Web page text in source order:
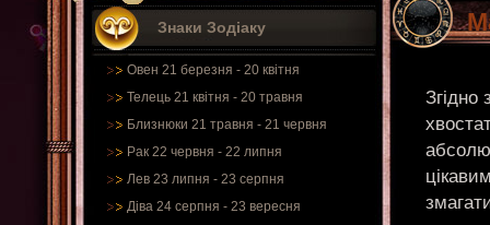
Знаки Зодіаку
Овен 21 березня - 20 квітня
Телець 21 квітня - 20 травня
Близнюки 21 травня - 21 червня
Рак 22 червня - 22 липня
Лев 23 липня - 23 серпня
Діва 24 серпня - 23 вересня
Згідно